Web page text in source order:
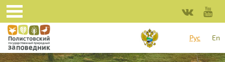
Перейти к основному содержанию
Рус
En